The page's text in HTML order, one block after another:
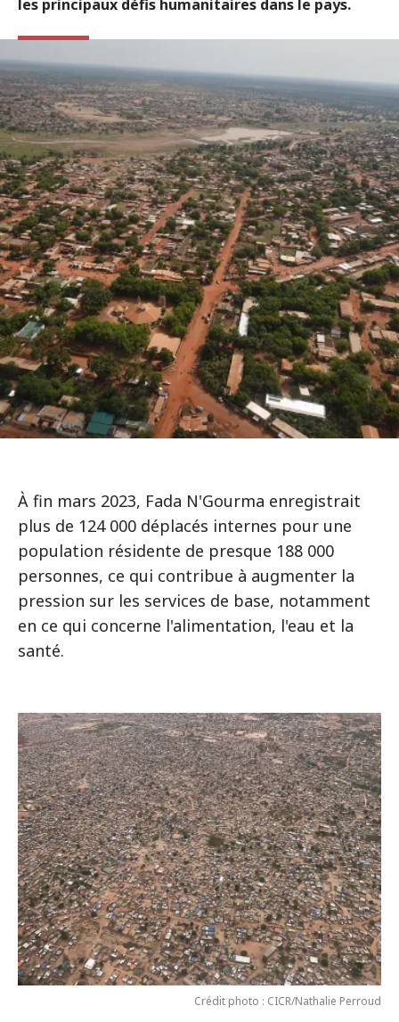
les principaux défis humanitaires dans le pays.
À fin mars 2023, Fada N'Gourma enregistrait
plus de 124 000 déplacés internes pour une
population résidente de presque 188 000
personnes, ce qui contribue à augmenter la
pression sur les services de base, notamment
en ce qui concerne l'alimentation, l'eau et la
santé.
Crédit photo : CICR/Nathalie Perroud